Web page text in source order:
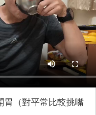
胃（對平常比較挑嘴